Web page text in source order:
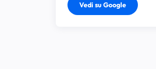
Vedi su Google